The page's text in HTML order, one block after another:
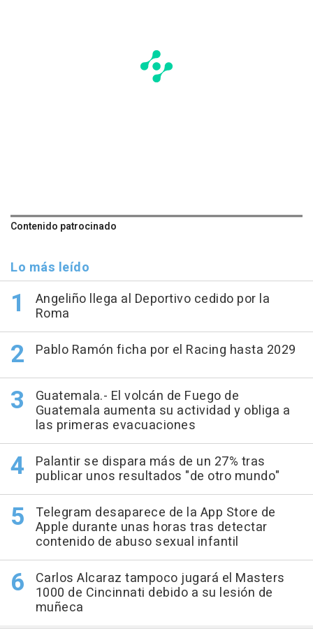
Contenido patrocinado
Lo más leído
Angeliño llega al Deportivo cedido por la
Roma
Pablo Ramón ficha por el Racing hasta 2029
Guatemala.- El volcán de Fuego de
Guatemala aumenta su actividad y obliga a
las primeras evacuaciones
Palantir se dispara más de un 27% tras
publicar unos resultados "de otro mundo"
Telegram desaparece de la App Store de
Apple durante unas horas tras detectar
contenido de abuso sexual infantil
Carlos Alcaraz tampoco jugará el Masters
1000 de Cincinnati debido a su lesión de
muñeca